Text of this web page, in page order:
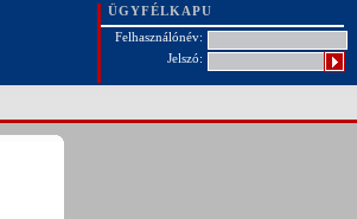
ÜGYFÉLKAPU
Felhasználónév:
Jelszó: